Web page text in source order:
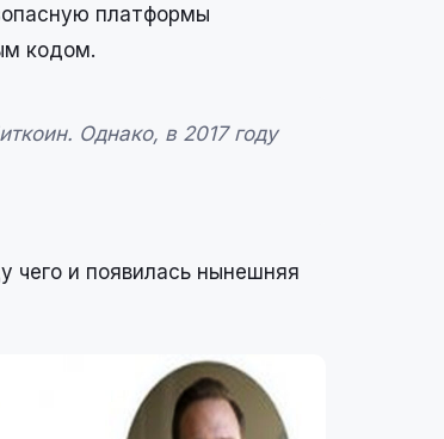
платформы
кодом.
Однако, в 2017 году
чего и появилась нынешняя